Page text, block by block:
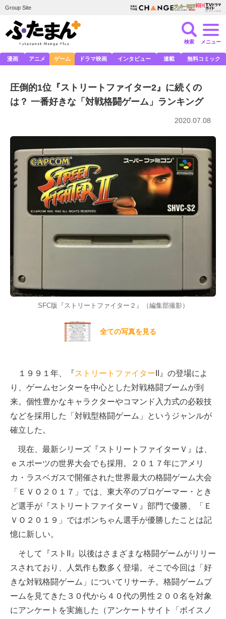
Group Site
検索 メニュー
漫画 アニメ ゲーム ドラマ映画 インタビュー 連載 無料コミック
圧倒的1位『ストリートファイター2』に続くの
は？ 一番好きな「対戦格闘ゲーム」ランキング
2020.07.08
SFC版『ストリートファイター２』（編集部撮影）
全ての写真を見る
１９９１年、『ストリートファイター II』の登場によ
り、ゲームセンターを中心とした対戦格闘ブームが到
来。個性豊かなキャラクターやコマンド入力式の必殺技
などを採用した「対戦型格闘ゲーム」というジャンルが
確立した。
現在、最新シリーズ『ストリートファイターＶ』は、
ｅスポーツの世界大会でも採用。２０１７年にアメリ
カ・ラスベガスで開催された世界最大の格闘ゲーム大会
「ＥＶＯ２０１７」では、東大卒のプロゲーマー・とき
ど選手が『ストリートファイターＶ』部門で優勝、「Ｅ
ＶＯ２０１９」ではボンちゃん選手が優勝したことは記
憶に新しい。
そして『ストII』以後はさまざまな格闘ゲームがリリー
スされており、人気作も数多く登場。そこで今回は「好
きな対戦格闘ゲーム」についてリサーチ。格闘ゲームブ
ームを見てきた３０代から４０代の男性２００名を対象
にアンケートを実施した（アンケートサイト「ボイスノ